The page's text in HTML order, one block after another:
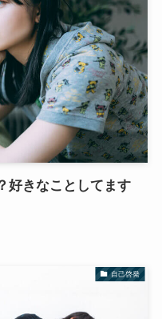
好きなことしてます
自己啓発